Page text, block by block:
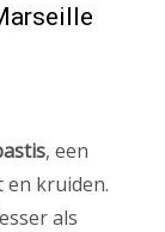
, een
en kruiden.
als